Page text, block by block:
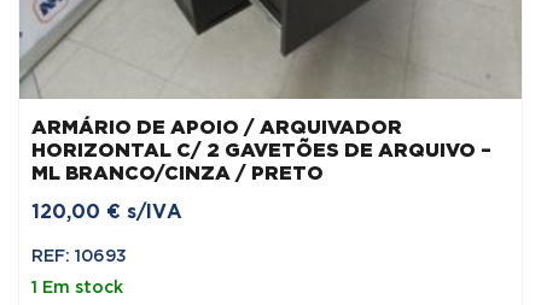
ARMÁRIO DE APOIO / ARQUIVADOR
HORIZONTAL C/ 2 GAVETÕES DE ARQUIVO –
ML BRANCO/CINZA / PRETO
120,00 € s/IVA
REF: 10693
1 Em stock